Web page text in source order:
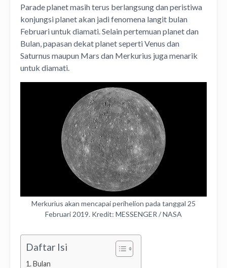
Parade planet masih terus berlangsung dan peristiwa
konjungsi planet akan jadi fenomena langit bulan
Februari untuk diamati. Selain pertemuan planet dan
Bulan, papasan dekat planet seperti Venus dan
Saturnus maupun Mars dan Merkurius juga menarik
untuk diamati.
Merkurius akan mencapai perihelion pada tanggal 25
Februari 2019. Kredit: MESSENGER / NASA
Daftar Isi
Bulan